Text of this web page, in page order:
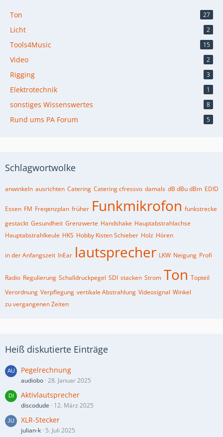
Ton 27
Licht 2
Tools4Music 15
Video 2
Rigging 3
Elektrotechnik 1
sonstiges Wissenswertes 8
Rund ums PA Forum 5
Schlagwortwolke
anwinkeln ausrichten Catering Catering cfressvo damals dB dBu dBm EDID
Essen FM Freqenzplan früher Funkmikrofon funkstrecke
gestackt Gesundheit Grenzwerte Handshake Hauptabstrahlachse
Hauptabstrahlkeule HKS Hobby Kisten Schieber Holz Hören
in der Anfangszeit InEar lautsprecher LKW Neigung Profi
Radio Regulierung Schalldruckpegel SDI stacken Strom Ton Topteil
Verordnung Verpflegung vertikale Abstrahlung Videosignal Winkel
zu vergangenen Zeiten
Heiß diskutierte Einträge
Pegelrechnung
audiobo 28. Januar 2025
Aktivlautsprecher
discodude 12. März 2025
XLR-Stecker
julian-k 5. Juli 2025